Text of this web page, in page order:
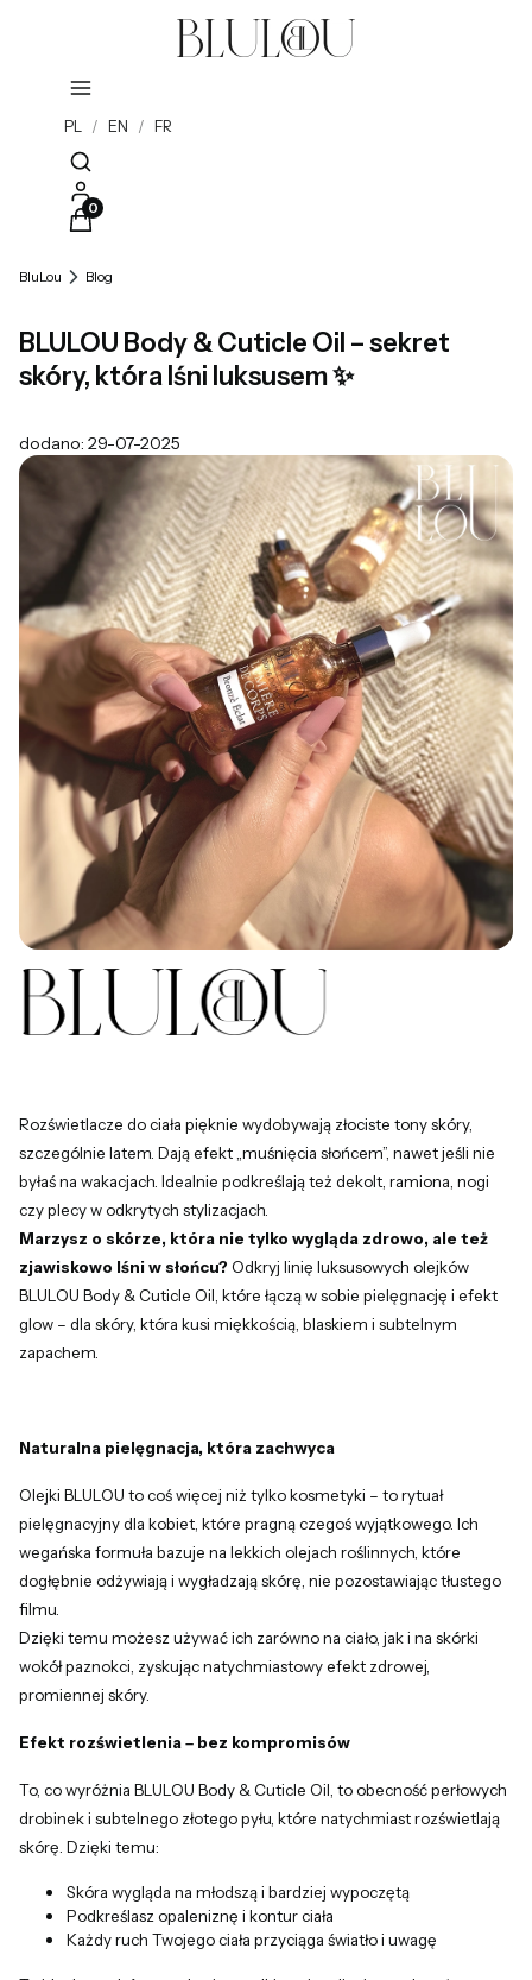
PL / EN / FR
Otwórz wyszukiwarkę
Produkty w koszyku: 0. Zobacz szczegóły
BluLou Blog
BLULOU Body & Cuticle Oil – sekret
skóry, która lśni luksusem ✨
dodano: 29-07-2025
Rozświetlacze do ciała pięknie wydobywają złociste tony skóry,
szczególnie latem. Dają efekt „muśnięcia słońcem”, nawet jeśli nie
byłaś na wakacjach. Idealnie podkreślają też dekolt, ramiona, nogi
czy plecy w odkrytych stylizacjach.
Marzysz o skórze, która nie tylko wygląda zdrowo, ale też
zjawiskowo lśni w słońcu? Odkryj linię luksusowych olejków
BLULOU Body & Cuticle Oil, które łączą w sobie pielęgnację i efekt
glow – dla skóry, która kusi miękkością, blaskiem i subtelnym
zapachem.
Naturalna pielęgnacja, która zachwyca
Olejki BLULOU to coś więcej niż tylko kosmetyki – to rytuał
pielęgnacyjny dla kobiet, które pragną czegoś wyjątkowego. Ich
wegańska formuła bazuje na lekkich olejach roślinnych, które
dogłębnie odżywiają i wygładzają skórę, nie pozostawiając tłustego
filmu.
Dzięki temu możesz używać ich zarówno na ciało, jak i na skórki
wokół paznokci, zyskując natychmiastowy efekt zdrowej,
promiennej skóry.
Efekt rozświetlenia – bez kompromisów
To, co wyróżnia BLULOU Body & Cuticle Oil, to obecność perłowych
drobinek i subtelnego złotego pyłu, które natychmiast rozświetlają
skórę. Dzięki temu:
Skóra wygląda na młodszą i bardziej wypoczętą
Podkreślasz opaleniznę i kontur ciała
Każdy ruch Twojego ciała przyciąga światło i uwagę